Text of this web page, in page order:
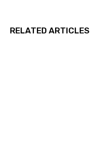
RELATED ARTICLES